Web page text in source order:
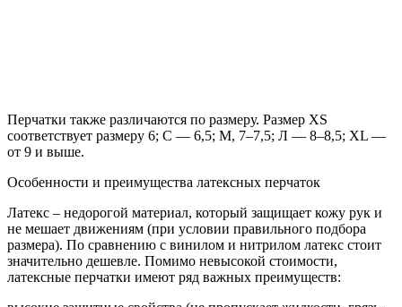
Перчатки также различаются по размеру. Размер XS
соответствует размеру 6; С — 6,5; М, 7–7,5; Л — 8–8,5; XL —
от 9 и выше.
Особенности и преимущества латексных перчаток
Латекс – недорогой материал, который защищает кожу рук и
не мешает движениям (при условии правильного подбора
размера). По сравнению с винилом и нитрилом латекс стоит
значительно дешевле. Помимо невысокой стоимости,
латексные перчатки имеют ряд важных преимуществ: